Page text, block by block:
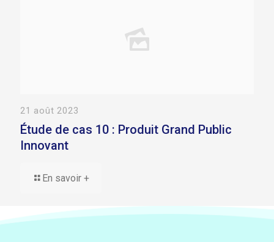
21 août 2023
Étude de cas 10 : Produit Grand Public
Innovant
En savoir +